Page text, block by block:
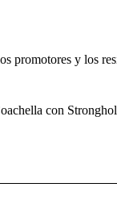
promotores y los
con
ON "NEWS".